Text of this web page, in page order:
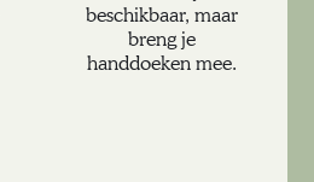
beschikbaar, maar
breng je
handdoeken mee.